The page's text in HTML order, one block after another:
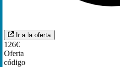
Ir a la oferta
126€
Oferta
código